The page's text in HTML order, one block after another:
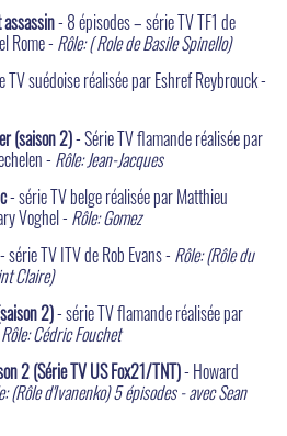
assassin- 8 épisodes – série TV TF1 de
Rome - Rôle: ( Role de Basile Spinello)
TV suédoise réalisée par Eshref Reybrouck -
(saison 2)- Série TV flamande réalisée par
- Rôle: Jean-Jacques
- série TV belge réalisée par Matthieu
Voghel - Rôle: Gomez
- série TV ITV de Rob Evans - Rôle: (Rôle du
Claire)
2)- série TV flamande réalisée par
Rôle: Cédric Fouchet
2 (Série TV US Fox21/TNT)- Howard
(Rôle d'Ivanenko) 5 épisodes - avec Sean